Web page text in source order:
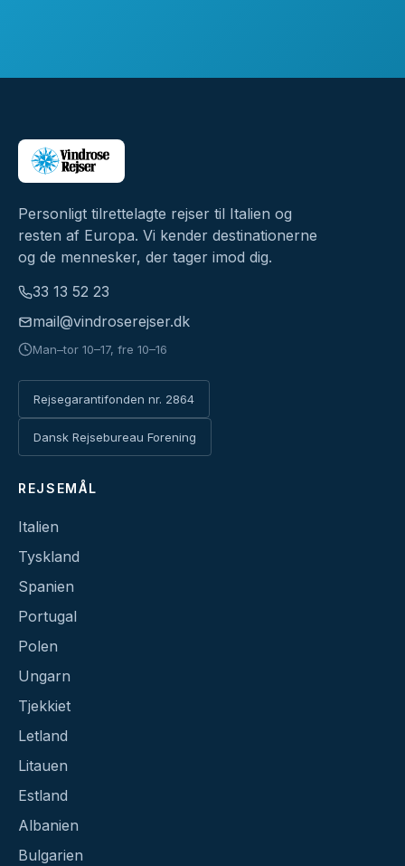
Personligt tilrettelagte rejser til Italien og
resten af Europa. Vi kender destinationerne
og de mennesker, der tager imod dig.
33 13 52 23
mail@vindroserejser.dk
Man–tor 10–17, fre 10–16
Rejsegarantifonden nr. 2864
Dansk Rejsebureau Forening
REJSEMÅL
Italien
Tyskland
Spanien
Portugal
Polen
Ungarn
Tjekkiet
Letland
Litauen
Estland
Albanien
Bulgarien